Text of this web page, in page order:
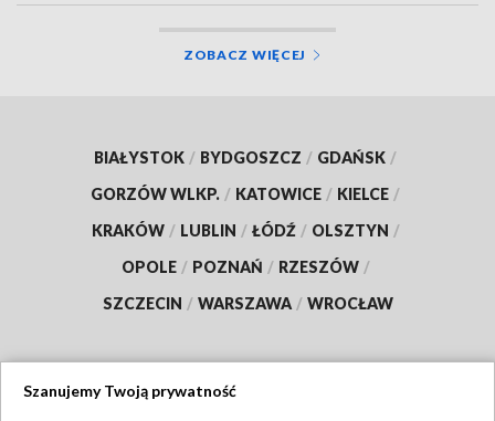
ZOBACZ WIĘCEJ
BIAŁYSTOK / BYDGOSZCZ / GDAŃSK /
GORZÓW WLKP. / KATOWICE / KIELCE /
KRAKÓW / LUBLIN / ŁÓDŹ / OLSZTYN /
OPOLE / POZNAŃ / RZESZÓW /
SZCZECIN / WARSZAWA / WROCŁAW
Szanujemy Twoją prywatność